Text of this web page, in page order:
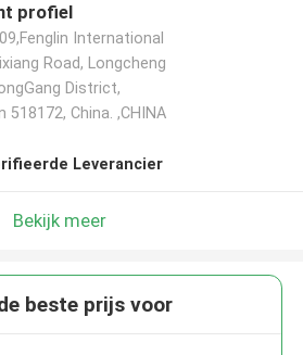
profiel
International
Road, Longcheng
District,
518172, China. ,CHINA
Leverancier
Bekijk meer
beste prijs voor